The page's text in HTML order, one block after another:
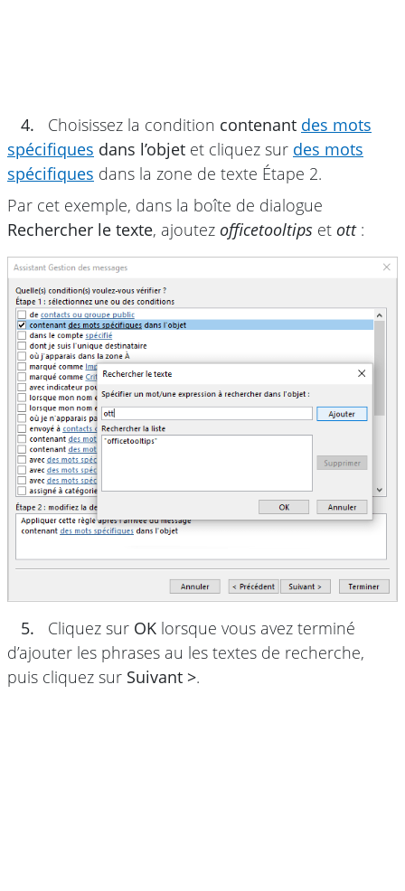
4. Choisissez la condition contenant des mots
spécifiques dans l’objet et cliquez sur des mots
spécifiques dans la zone de texte Étape 2.
Par cet exemple, dans la boîte de dialogue
Rechercher le texte, ajoutez officetooltips et ott:
5. Cliquez sur OK lorsque vous avez terminé
d’ajouter les phrases au les textes de recherche,
puis cliquez sur Suivant >.